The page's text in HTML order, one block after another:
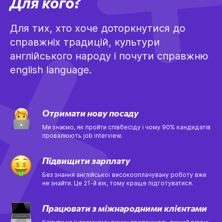
Для тих, хто хоче доторкнутися до
справжніх традицій, культури
англійського народу і почути справжню
english language.
Отримати нову посаду
Ми знаємо, як пройти співбесіду і чому 90% кандидатів
провалюють job interview.
Підвищити зарплату
Без знання англійської високооплачувану роботу вже
не знайти. Це 21-й вік, тому краще підготуватися.
Працювати з міжнародними клієнтами